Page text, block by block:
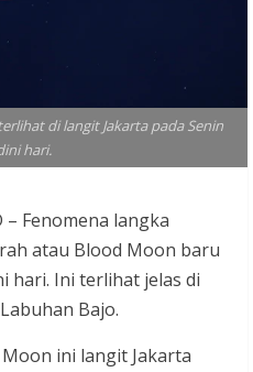
di langit Jakarta pada Senin
hari.
– Fenomena langka
atau Blood Moon baru
hari. Ini terlihat jelas di
Bajo.
ini langit Jakarta